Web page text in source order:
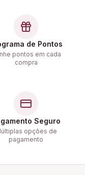
de Pontos
pontos em cada
compra
Seguro
opções de
pagamento